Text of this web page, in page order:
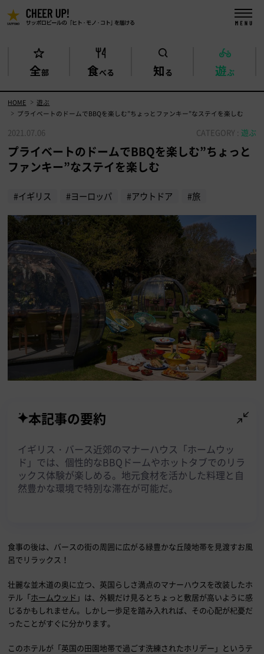
全部 食べる 知る 遊ぶ
HOME
遊ぶ
プライベートのドームでBBQを楽しむ”ちょっとファンキー”なステイを楽しむ
2021.07.06 CATEGORY : 遊ぶ
プライベートのドームでBBQを楽しむ”ちょっと
ファンキー”なステイを楽しむ
#イギリス #ヨーロッパ #アウトドア #旅
本記事の要約
イギリス・バース近郊のマナーハウス「ホームウッ
ド」では、個性的なBBQドームやホットタブでのリラ
ックス体験が楽しめる。地元食材を活かした料理と自
然豊かな環境で特別な滞在が可能だ。
食事の後は、バースの街の周囲に広がる緑豊かな丘陵地帯を見渡すお風
呂でリラックス！
壮麗な並木道の奥に立つ、英国らしさ満点のマナーハウスを改装したホ
テル「ホームウッド 」は、外観だけ見るとちょっと敷居が高いように感
じるかもしれません。しかし一歩足を踏み入れれば、その心配が杞憂だ
ったことがすぐに分かります。
このホテルが「英国の田園地帯で過ごす洗練されたホリデー」というテ